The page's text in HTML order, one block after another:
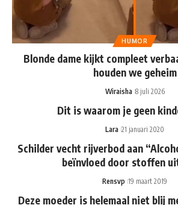
HUMOR
Blonde dame kijkt compleet
houden we geheim
Wiraisha 8 juli 2026
Dit is waarom je geen
Lara 21 januari 2020
Schilder vecht rijverbod aan
beïnvloed door stoffen
Rensvp 19 maart 2019
Deze moeder is helemaal niet blij